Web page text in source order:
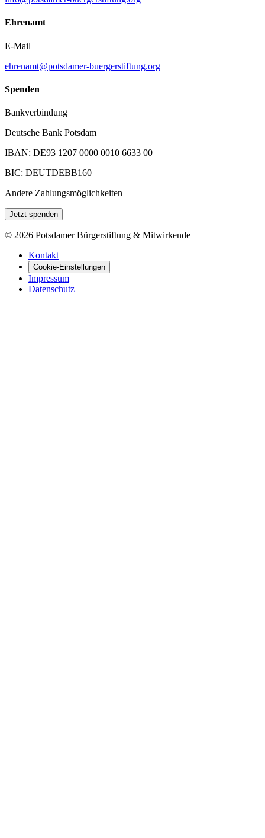
Ehrenamt
E-Mail
ehrenamt@potsdamer-buergerstiftung.org
Spenden
Bankverbindung
Deutsche Bank Potsdam
IBAN: DE93 1207 0000 0010 6633 00
BIC: DEUTDEBB160
Andere Zahlungsmöglichkeiten
Jetzt spenden
© 2026 Potsdamer Bürgerstiftung & Mitwirkende
Kontakt
Cookie-Einstellungen
Impressum
Datenschutz